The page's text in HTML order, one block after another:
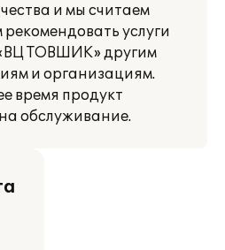
и мы считаем
услуги
ТОВШИК» другим
и организациям.
время продукт
обслуживание.